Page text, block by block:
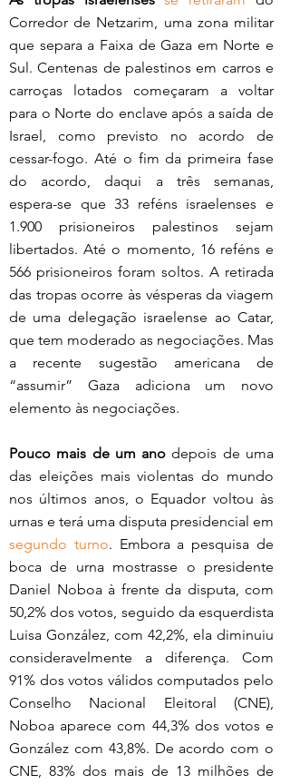
Corredor de Netzarim, uma zona militar
que separa a Faixa de Gaza em Norte e
Sul. Centenas de palestinos em carros e
carroças lotados começaram a voltar
para o Norte do enclave após a saída de
Israel, como previsto no acordo de
cessar-fogo. Até o fim da primeira fase
do acordo, daqui a três semanas,
espera-se que 33 reféns israelenses e
1.900 prisioneiros palestinos sejam
libertados. Até o momento, 16 reféns e
566 prisioneiros foram soltos. A retirada
das tropas ocorre às vésperas da viagem
de uma delegação israelense ao Catar,
que tem moderado as negociações. Mas
a recente sugestão americana de
“assumir” Gaza adiciona um novo
elemento às negociações.
Pouco mais de um ano depois de uma
das eleições mais violentas do mundo
nos últimos anos, o Equador voltou às
segundo turno. Embora a pesquisa de
boca de urna mostrasse o presidente
Daniel Noboa à frente da disputa, com
50,2% dos votos, seguido da esquerdista
Luisa González, com 42,2%, ela diminuiu
consideravelmente a diferença. Com
91% dos votos válidos computados pelo
Conselho Nacional Eleitoral (CNE),
Noboa aparece com 44,3% dos votos e
González com 43,8%. De acordo com o
CNE, 83% dos mais de 13 milhões de